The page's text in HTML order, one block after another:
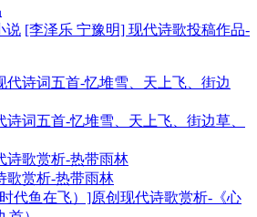
说 [李泽乐 宁豫明] 现代诗歌投稿作品-
词五首-忆堆雪、天上飞、街边草、
歌赏析-热带雨林